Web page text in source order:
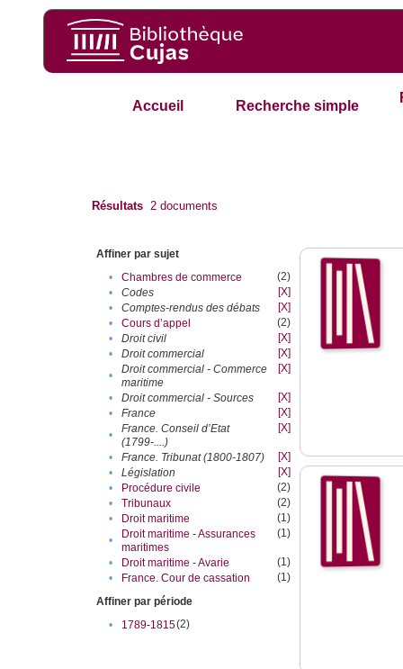
Accueil Recherche simple
Résultats 2 documents
Affiner par sujet
•
Chambres de commerce
(2)
•
Codes
[X]
•
Comptes-rendus des débats
[X]
•
Cours d’appel
(2)
•
Droit civil
[X]
•
Droit commercial
[X]
•
Droit commercial - Commerce
maritime
[X]
• Droit commercial - Sources
[X]
•
France
[X]
•
France. Conseil d’Etat
(1799-....)
[X]
• France. Tribunat (1800-1807)
[X]
•
Législation
[X]
•
Procédure civile
(2)
•
Tribunaux
(2)
•
Droit maritime
(1)
•
Droit maritime - Assurances
maritimes
(1)
• Droit maritime - Avarie
(1)
•
France. Cour de cassation
(1)
Affiner par période
•
1789-1815(2)